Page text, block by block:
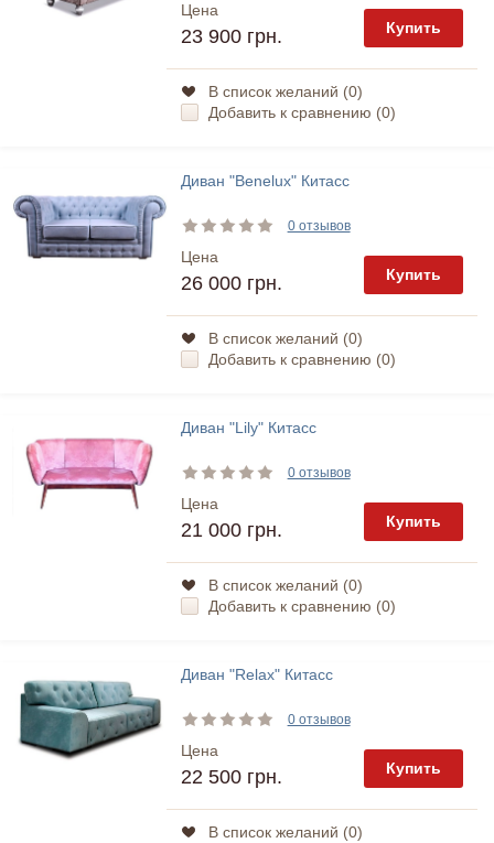
Цена
23 900 грн. Купить
В список желаний (0)
Добавить к сравнению (0)
Диван "Benelux" Китасс
0 отзывов
Цена
26 000 грн. Купить
В список желаний (0)
Добавить к сравнению (0)
Диван "Lily" Китасс
0 отзывов
Цена
21 000 грн. Купить
В список желаний (0)
Добавить к сравнению (0)
Диван "Relax" Китасс
0 отзывов
Цена
22 500 грн. Купить
В список желаний (0)